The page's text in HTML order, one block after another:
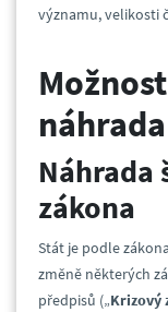
významu, velikosti
Náhrada
zákona
Stát je podle
změně některých
předpisů („Krizový